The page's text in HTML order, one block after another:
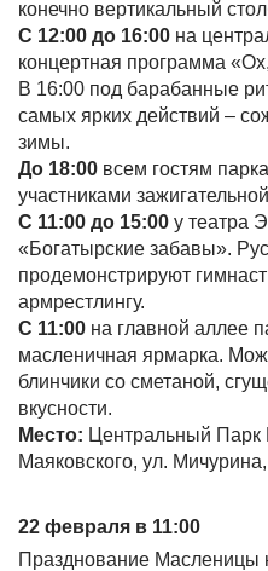
конечно вертикальный
С 12:00 до 16:00 на
концертная программа
В 16:00 под барабанные
самых ярких действий –
зимы.
До 18:00 всем гостям
участниками
С 11:00 до 15:00 у театра
«Богатырские забавы».
продемонстрируют
армрестлингу.
С 11:00 на главной аллее
масленичная ярмарка.
блинчики со сметаной,
вкусности.
Место: Центральный Парк
Маяковского, ул.
22 февраля в 11:00
Празднование Масленицы